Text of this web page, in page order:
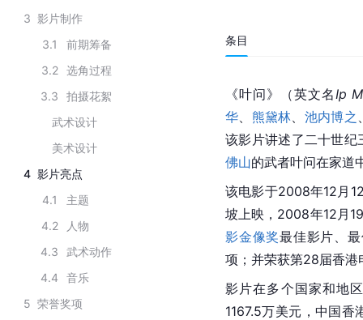
3 影片制作
3.1
前期筹备
3.2
选角过程
3.3
拍摄花絮
武术设计
美术设计
4 影片亮点
4.1
主题
4.2
人物
4.3
武术动作
4.4
音乐
5 荣誉奖项
条目
《叶问》（英文名 Ip
华
熊黛林 池内博之
该影片讲述了二十世
佛山的武者叶问在家道
该电影于2008年12月
坡上映，2008年12月
影金像奖最佳影片、
项；并荣获第28届香港
影片在多个国家和地
1167.5万美元，中国